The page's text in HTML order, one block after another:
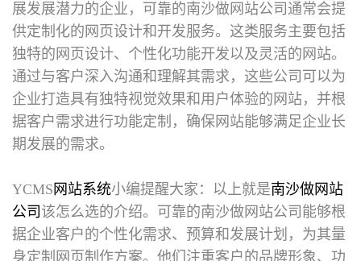
展发展潜力的企业，可靠的南沙做网站公司通常会提
供定制化的网页设计和开发服务。这类服务主要包括
独特的网页设计、个性化功能开发以及灵活的网站。
通过与客户深入沟通和理解其需求，这些公司可以为
企业打造具有独特视觉效果和用户体验的网站，并根
据客户需求进行功能定制，确保网站能够满足企业长
期发展的需求。
YCMS 网站系统小编提醒大家：以上就是南沙做网站
公司 该怎么选的介绍。可靠的南沙做网站公司能够根
据企业客户的个性化需求、预算和发展计划，为其量
身定制网页制作方案。他们注重客户的品牌形象、功